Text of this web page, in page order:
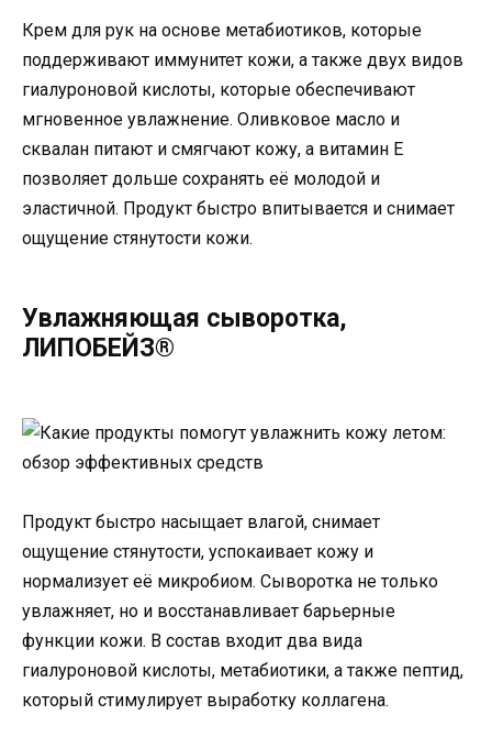
Крем для рук на основе метабиотиков, которые
поддерживают иммунитет кожи, а также двух видов
гиалуроновой кислоты, которые обеспечивают
мгновенное увлажнение. Оливковое масло и
сквалан питают и смягчают кожу, а витамин Е
позволяет дольше сохранять её молодой и
эластичной. Продукт быстро впитывается и снимает
ощущение стянутости кожи.
Увлажняющая сыворотка,
ЛИПОБЕЙЗ®
Продукт быстро насыщает влагой, снимает
ощущение стянутости, успокаивает кожу и
нормализует её микробиом. Сыворотка не только
увлажняет, но и восстанавливает барьерные
функции кожи. В состав входит два вида
гиалуроновой кислоты, метабиотики, а также пептид,
который стимулирует выработку коллагена.